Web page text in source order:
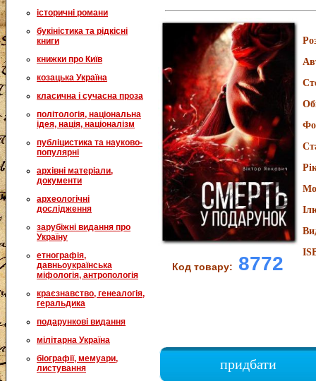
історичні романи
букіністика та рідкісні
книги
книжки про Київ
козацька Україна
класична і сучасна проза
політологія, національна
ідея, нація, націоналізм
публіцистика та науково-
популярні
архівні матеріали,
документи
археологічні
дослідження
зарубіжні видання про
Україну
етнографія,
давньоукраїнська
міфологія, антропологія
краєзнавство, генеалогія,
геральдика
подарункові видання
мілітарна Україна
біографії, мемуари,
листування
Код товару: 8772
придбати